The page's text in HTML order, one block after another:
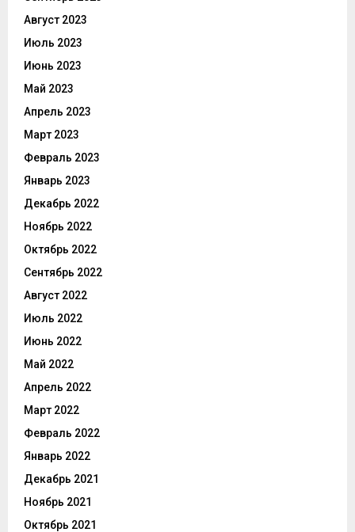
Август 2023
Июль 2023
Июнь 2023
Май 2023
Апрель 2023
Март 2023
Февраль 2023
Январь 2023
Декабрь 2022
Ноябрь 2022
Октябрь 2022
Сентябрь 2022
Август 2022
Июль 2022
Июнь 2022
Май 2022
Апрель 2022
Март 2022
Февраль 2022
Январь 2022
Декабрь 2021
Ноябрь 2021
Октябрь 2021